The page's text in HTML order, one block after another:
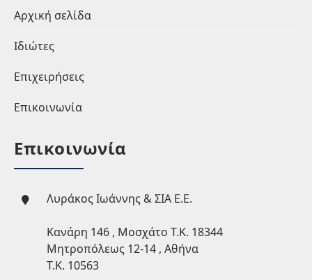
Αρχική σελίδα
Ιδιώτες
Επιχειρήσεις
Επικοινωνία
Επικοινωνία
Λυράκος Ιωάννης & ΣΙΑ Ε.Ε.
Κανάρη 146 , Μοσχάτο Τ.Κ. 18344
Μητροπόλεως 12-14 , Αθήνα
Τ.Κ. 10563